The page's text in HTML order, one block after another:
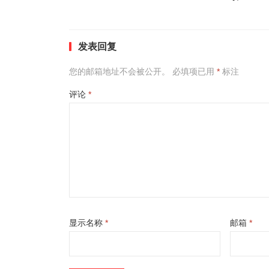
发表回复
您的邮箱地址不会被公开。 必填项已用 *标注
评论 *
显示名称 * 邮箱*